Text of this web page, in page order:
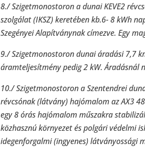
8./ Szigetmonostoron a dunai KEVE2
szolgálat (IKSZ) keretében kb.6- 8 kWh
Szegényei Alapítványnak címezve. Egy
9./ Szigetmonostoron dunai áradási 7,7
áramteljesítmény pedig 2 kW.
10./ Szigetmonostoron a Szentendrei
révcsónak (látvány) hajómalom az AX3
egy 8 órás hajómalom műszakra
közhasznú környezet és polgári védelmi
idegenforgalmi (ingyenes) látványossági